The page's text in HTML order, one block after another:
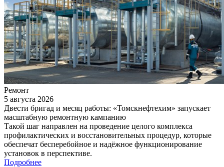
Ремонт
5 августа 2026
Двести бригад и месяц работы: «Томскнефтехим» запускает
масштабную ремонтную кампанию
Такой шаг направлен на проведение целого комплекса
профилактических и восстановительных процедур, которые
обеспечат бесперебойное и надёжное функционирование
установок в перспективе.
Подробнее